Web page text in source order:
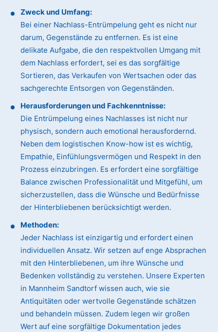
Zweck und Umfang:
Bei einer Nachlass-Entrümpelung geht es nicht nur
darum, Gegenstände zu entfernen. Es ist eine
delikate Aufgabe, die den respektvollen Umgang mit
dem Nachlass erfordert, sei es das sorgfältige
Sortieren, das Verkaufen von Wertsachen oder das
sachgerechte Entsorgen von Gegenständen.
Herausforderungen und Fachkenntnisse:
Die Entrümpelung eines Nachlasses ist nicht nur
physisch, sondern auch emotional herausfordernd.
Neben dem logistischen Know-how ist es wichtig,
Empathie, Einfühlungsvermögen und Respekt in den
Prozess einzubringen. Es erfordert eine sorgfältige
Balance zwischen Professionalität und Mitgefühl, um
sicherzustellen, dass die Wünsche und Bedürfnisse
der Hinterbliebenen berücksichtigt werden.
Methoden:
Jeder Nachlass ist einzigartig und erfordert einen
individuellen Ansatz. Wir setzen auf enge Absprachen
mit den Hinterbliebenen, um ihre Wünsche und
Bedenken vollständig zu verstehen. Unsere Experten
in Mannheim Sandtorf wissen auch, wie sie
Antiquitäten oder wertvolle Gegenstände schätzen
und behandeln müssen. Zudem legen wir großen
Wert auf eine sorgfältige Dokumentation jedes